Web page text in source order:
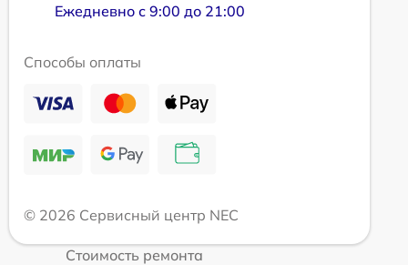
Ежедневно с 9:00 до 21:00
Способы оплаты
© 2026 Сервисный центр NEC
Стоимость ремонта